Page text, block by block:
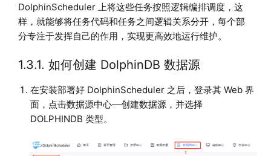
DolphinScheduler 上将这些任务按照逻辑编排调度，这
样，就能够将任务代码和任务之间逻辑关系分开，每个部
分专注于发挥自己的作用，实现更高效地运行维护。
1.3.1. 如何创建 DolphinDB 数据源
在安装部署好 DolphinScheduler 之后，登录其 Web 界
面，点击数据源中心—创建数据源，并选择
DOLPHINDB 类型。